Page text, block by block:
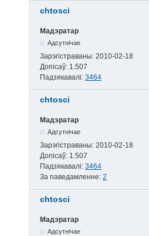
chtosci
Мадэратар
Адсутнічае
Зарэгістраваны: 2010-02-18
Допісаў: 1.507
Падзякавалі: 3464
chtosci
Мадэратар
Адсутнічае
Зарэгістраваны: 2010-02-18
Допісаў: 1.507
Падзякавалі: 3464
За паведамленне: 2
chtosci
Мадэратар
Адсутнічае